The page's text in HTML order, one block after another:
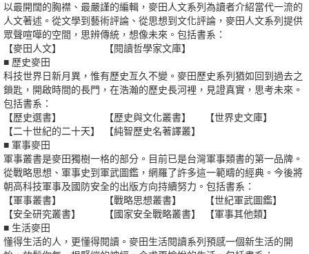
以最開闊的胸襟、最嚴謹的編輯，麥田人文系列為讀者介紹當代一流的
人文著述。從文學到藝術評論、從思想到文化評論，麥田人文系列提供
眾聲喧嘩的空間，思辨傳統，想像未來。包括書系：
【麥田人文】
【閱讀哲學家文庫】
■ 歷史麥田
科技世界日新月異，惟有歷史亙久不變。麥田歷史系列猶如回到過去之
鎖匙，開啟時間的長門，在浩瀚的歷史長河裡，見證真實，思考未來。
包括書系：
【歷史選書】
【歷史與文化叢書】
【世界史文庫】
【二十世紀的二十天】
【純智歷史名著譯叢】
■ 軍事麥田
軍事叢書是麥田獨樹一格的部分。目前已是台灣軍事類書的第一品牌。
從戰略思想、軍事史到軍武圖鑑，網羅了許多這一範疇的經典。今後將
朝高科技軍事及國防安全的出版方向持續努力。包括書系：
【軍事叢書】
【戰略思想叢書】
【世紀軍武圖鑑】
【安全研究叢書】
【國家安全戰略叢書】
【軍事其他類】
■ 生活麥田
懂得生活的人，更懂得閱讀。麥田生活閱讀系列預感一個新生活的開